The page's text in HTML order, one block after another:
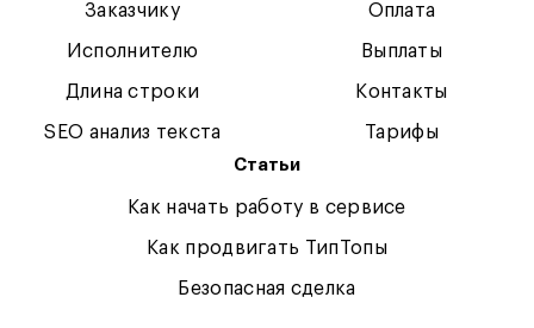
Заказчику
Исполнителю
Длина строки
SEO анализ текста
Оплата
Выплаты
Контакты
Тарифы
Статьи
Как начать работу в сервисе
Как продвигать ТипТопы
Безопасная сделка